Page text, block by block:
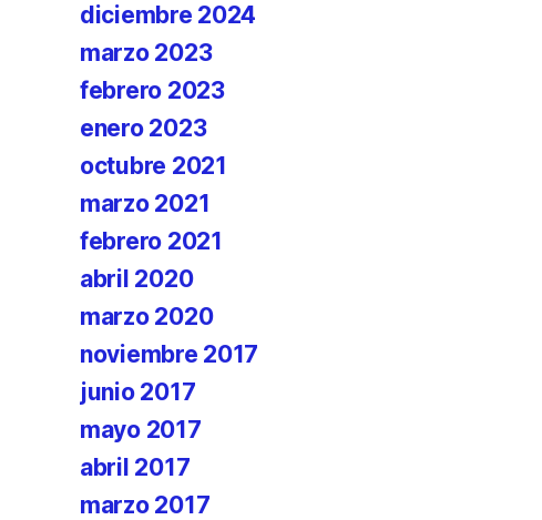
diciembre 2024
marzo 2023
febrero 2023
enero 2023
octubre 2021
marzo 2021
febrero 2021
abril 2020
marzo 2020
noviembre 2017
junio 2017
mayo 2017
abril 2017
marzo 2017